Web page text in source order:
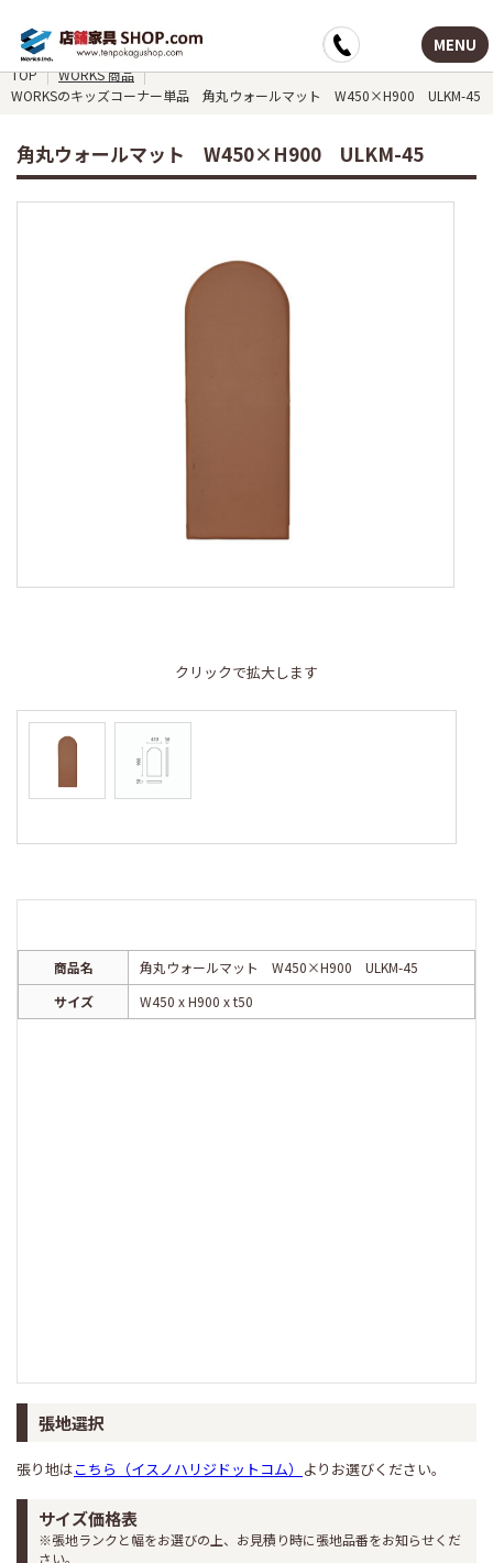
MENU
TOP
WORKS 商品
WORKSのキッズコーナー単品 角丸ウォールマット W450×H900 ULKM-45
角丸ウォールマット W450×H900 ULKM-45
クリックで拡大します
商品名
角丸ウォールマット W450×H900 ULKM-45
サイズ
W450 x H900 x t50
張地選択
張り地はこちら（イスノハリジドットコム） よりお選びください。
サイズ価格表
※張地ランクと幅をお選びの上、お見積り時に張地品番をお知らせくだ
さい。